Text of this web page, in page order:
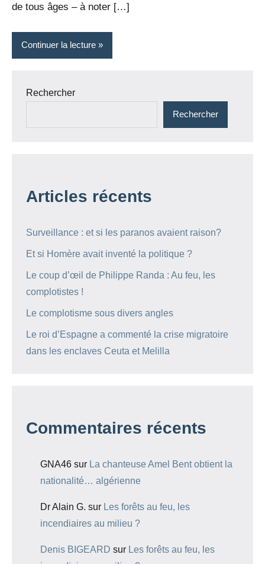
de tous âges – à noter […]
Continuer la lecture
Rechercher
Rechercher
Articles récents
Surveillance : et si les paranos avaient raison?
Et si Homère avait inventé la politique ?
Le coup d’œil de Philippe Randa : Au feu, les
complotistes !
Le complotisme sous divers angles
Le roi d’Espagne a commenté la crise migratoire
dans les enclaves Ceuta et Melilla
Commentaires récents
GNA46 sur La chanteuse Amel Bent obtient la
nationalité… algérienne
Dr Alain G. sur Les forêts au feu, les
incendiaires au milieu ?
Denis BIGEARD sur Les forêts au feu, les